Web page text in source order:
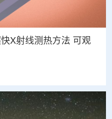
X射线测热方法 可观